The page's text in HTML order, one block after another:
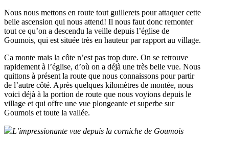
Nous nous mettons en route tout guillerets pour attaquer cette
belle ascension qui nous attend! Il nous faut donc remonter
tout ce qu’on a descendu la veille depuis l’église de
Goumois, qui est située très en hauteur par rapport au village.
Ca monte mais la côte n’est pas trop dure. On se retrouve
rapidement à l’église, d’où on a déjà une très belle vue. Nous
quittons à présent la route que nous connaissons pour partir
de l’autre côté. Après quelques kilomètres de montée, nous
voici déjà à la portion de route que nous voyions depuis le
village et qui offre une vue plongeante et superbe sur
Goumois et toute la vallée.
L’impressionante vue depuis la corniche de Goumois